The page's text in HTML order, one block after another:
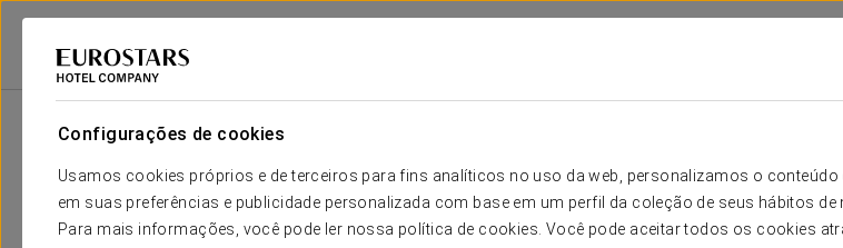
Configurações de cookies
Usamos cookies próprios e de terceiros para fins analíticos no uso da web, personalizamos o conteúdo
em suas preferências e publicidade personalizada com base em um perfil da coleção de seus hábitos de
Para mais informações, você pode ler nossa política de cookies. Você pode aceitar todos os cookies
Eurostars Hotel Company
O conforto e descanso que necessita
O Eurostars Mediterranea Plaza Hotel dispõe de 50 quartos distribuídos em 41 quartos duplos, 7
com sala de estar com decoração e funcionais detalhes e Cuidados modernos como televisão, cofre,